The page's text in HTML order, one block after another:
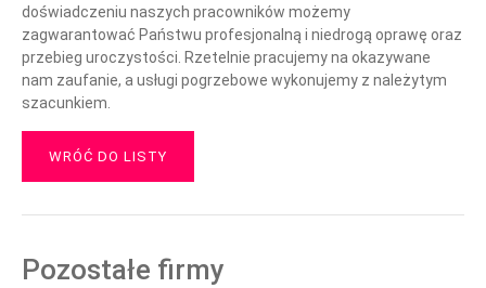
doświadczeniu naszych pracowników możemy
zagwarantować Państwu profesjonalną i niedrogą oprawę oraz
przebieg uroczystości. Rzetelnie pracujemy na okazywane
nam zaufanie, a usługi pogrzebowe wykonujemy z należytym
szacunkiem.
WRÓĆ DO LISTY
Pozostałe firmy